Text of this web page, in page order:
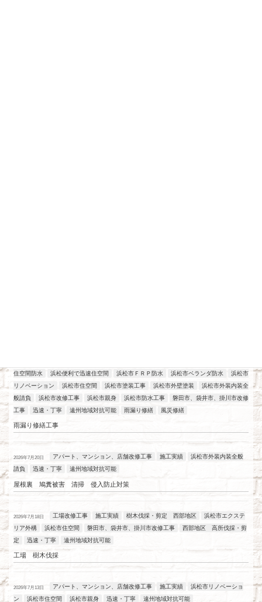
住空間防水
浜松便利で迅速住空間 浜松市ＦＲＰ防水 浜松市ベランダ防水
浜松市
リノベーション
浜松市住空間 浜松市塗装工事 浜松市外壁塗装
浜松市外装内装全
般請負
浜松市改修工事 浜松市親身 浜松市防水工事
磐田市、袋井市、掛川市改修
工事
迅速・丁寧 遠州地域対抗可能 雨漏り修繕 風災修繕
雨漏り修繕工事
2026年7月20日 アパート、マンション、店舗改修工事 施工実績
浜松市外装内装全般
請負
迅速・丁寧 遠州地域対抗可能
屋根裏 鳩糞被害 清掃 侵入防止対策
2026年7月18日 工場改修工事 施工実績 樹木伐採・剪定 西部地区
浜松市エクステ
リア外構
浜松市住空間 磐田市、袋井市、掛川市改修工事
西部地区 高所伐採・剪
定
迅速・丁寧 遠州地域対抗可能
工場 樹木伐採
2026年7月13日 アパート、マンション、店舗改修工事 施工実績
浜松市リノベーショ
ン
浜松市住空間 浜松市親身 迅速・丁寧 遠州地域対抗可能